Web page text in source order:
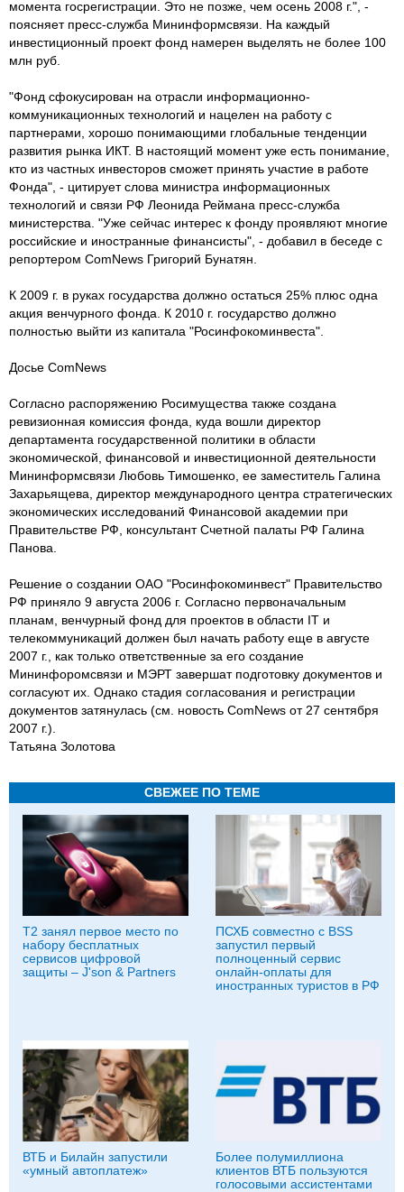
момента госрегистрации. Это не позже, чем осень 2008 г.", -
поясняет пресс-служба Мининформсвязи. На каждый
инвестиционный проект фонд намерен выделять не более 100
млн руб.
"Фонд сфокусирован на отрасли информационно-
коммуникационных технологий и нацелен на работу с
партнерами, хорошо понимающими глобальные тенденции
развития рынка ИКТ. В настоящий момент уже есть понимание,
кто из частных инвесторов сможет принять участие в работе
Фонда", - цитирует слова министра информационных
технологий и связи РФ Леонида Реймана пресс-служба
министерства. "Уже сейчас интерес к фонду проявляют многие
российские и иностранные финансисты", - добавил в беседе с
репортером ComNews Григорий Бунатян.
К 2009 г. в руках государства должно остаться 25% плюс одна
акция венчурного фонда. К 2010 г. государство должно
полностью выйти из капитала "Росинфокоминвеста".
Досье ComNews
Согласно распоряжению Росимущества также создана
ревизионная комиссия фонда, куда вошли директор
департамента государственной политики в области
экономической, финансовой и инвестиционной деятельности
Мининформсвязи Любовь Тимошенко, ее заместитель Галина
Захарьящева, директор международного центра стратегических
экономических исследований Финансовой академии при
Правительстве РФ, консультант Счетной палаты РФ Галина
Панова.
Решение о создании ОАО "Росинфокоминвест" Правительство
РФ приняло 9 августа 2006 г. Согласно первоначальным
планам, венчурный фонд для проектов в области IT и
телекоммуникаций должен был начать работу еще в августе
2007 г., как только ответственные за его создание
Мининфоромсвязи и МЭРТ завершат подготовку документов и
согласуют их. Однако стадия согласования и регистрации
документов затянулась (см. новость ComNews от 27 сентября
2007 г.).
Татьяна Золотова
СВЕЖЕЕ ПО ТЕМЕ
Т2 занял первое место по
набору бесплатных
сервисов цифровой
защиты – J'son & Partners
ПСХБ совместно с BSS
запустил первый
полноценный сервис
онлайн-оплаты для
иностранных туристов в РФ
ВТБ и Билайн запустили
«умный автоплатеж»
Более полумиллиона
клиентов ВТБ пользуются
голосовыми ассистентами